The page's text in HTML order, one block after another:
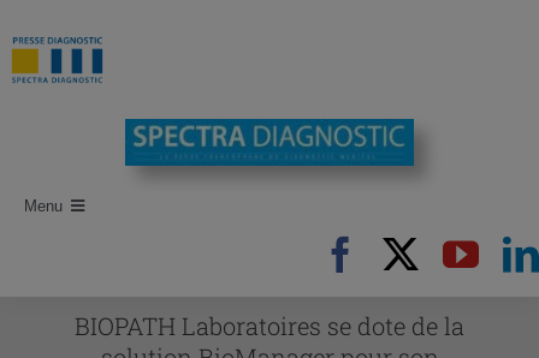
au
contenu
Menu
BIOPATH Laboratoires se dote de la